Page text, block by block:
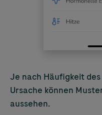
Je nach Häufigkeit
Ursache können
aussehen.